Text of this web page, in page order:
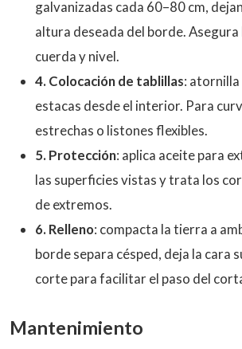
galvanizadas cada 60–80 cm,
altura deseada del borde. Asegura
cuerda y nivel.
4. Colocación de tablillas: atornilla
estacas desde el interior. Para
estrechas o listones flexibles.
5. Protección: aplica aceite para
las superficies vistas y trata los
de extremos.
6. Relleno: compacta la tierra a
borde separa césped, deja la cara
corte para facilitar el paso del
Mantenimiento